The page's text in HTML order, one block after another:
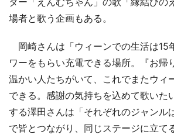
場者と歌う企画もある。
岡崎さんは「ウィーンでの生活は15
ワーをもらい充電できる場所。『お帰
温かい人たちがいて、これでまたウィ
できる。感謝の気持ちを込めて歌いた
する澤田さんは「それぞれのジャンル
で皆とつながり、同じステージに立て